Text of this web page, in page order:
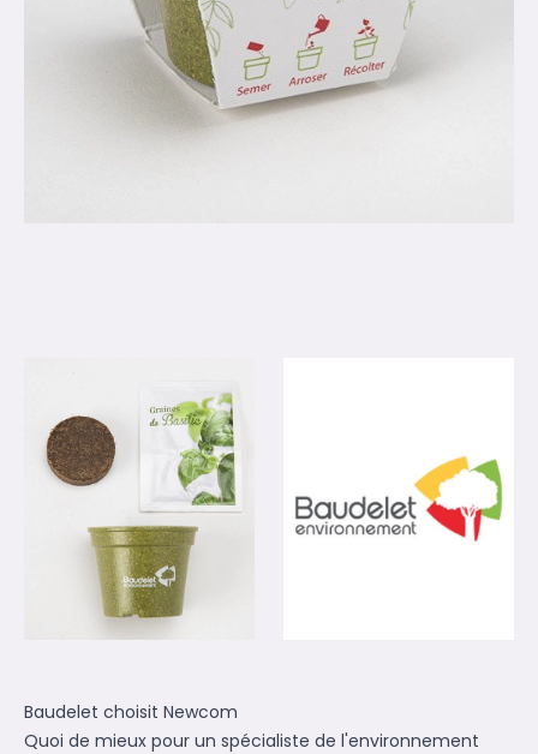
Baudelet choisit Newcom
Quoi de mieux pour un spécialiste de l'environnement